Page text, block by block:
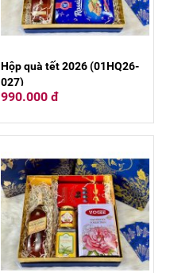
Hộp quà tết 2026 (01HQ26-
027)
990.000 đ